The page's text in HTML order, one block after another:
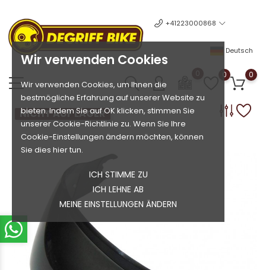
Wir verwenden Cookies
Wir verwenden Cookies, um Ihnen die
bestmögliche Erfahrung auf unserer Website zu
bieten. Indem Sie auf OK klicken, stimmen Sie
unserer Cookie-Richtlinie zu. Wenn Sie Ihre
Cookie-Einstellungen ändern möchten, können
Sie dies hier tun.
ICH STIMME ZU
ICH LEHNE AB
MEINE EINSTELLUNGEN ÄNDERN
+41223000868
Deutsch
0 0
NICHT AUF LAGER